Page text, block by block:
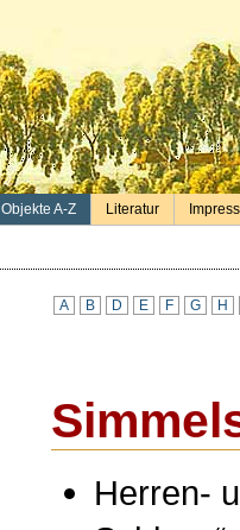
Objekte A-Z Literatur
A B D E F G H
Herren-